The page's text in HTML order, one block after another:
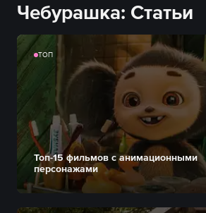
Чебурашка: Статьи
ТОП
Топ-15 фильмов с анимационными
персонажами